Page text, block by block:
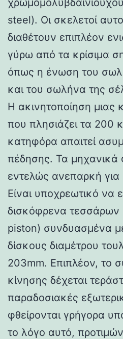
steel). Οι σκελετοί
διαθέτουν επιπλέον
γύρω από τα κρίσιμα
όπως η ένωση του
και του σωλήνα της
Η ακινητοποίηση μιας
που πλησιάζει τα 200
κατηφόρα απαιτεί
πέδησης. Τα μηχανικά
εντελώς ανεπαρκή
Είναι υποχρεωτικό να
δισκόφρενα
piston) συνδυασμένα
δίσκους διαμέτρου
203mm. Επιπλέον, το
κίνησης δέχεται
παραδοσιακές
φθείρονται γρήγορα
το λόγο αυτό,